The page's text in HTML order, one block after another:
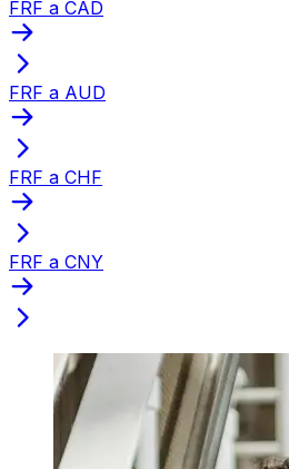
FRF a CAD
FRF a AUD
FRF a CHF
FRF a CNY